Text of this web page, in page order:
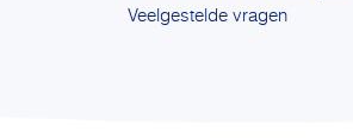
Veelgestelde vragen